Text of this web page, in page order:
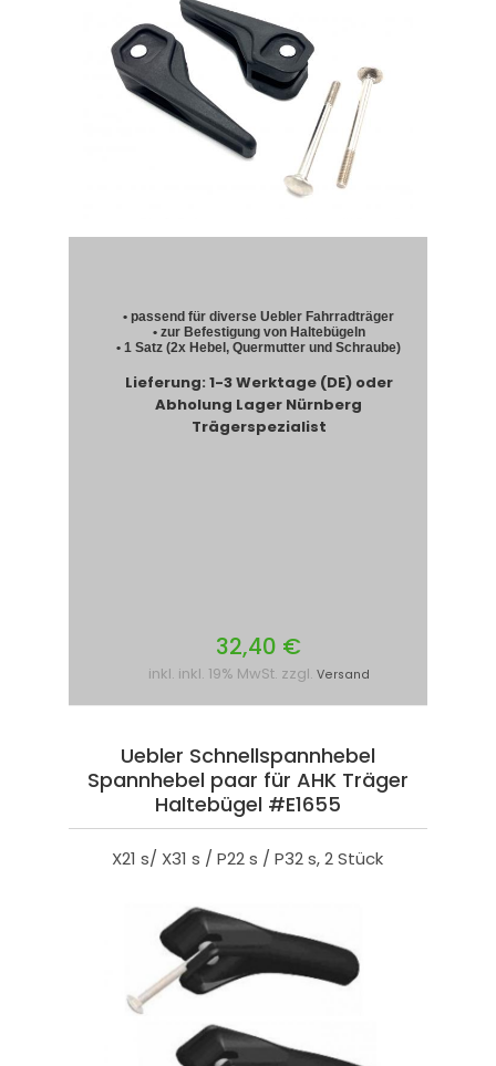
• passend für diverse Uebler Fahrradträger
• zur Befestigung von Haltebügeln
• 1 Satz (2x Hebel, Quermutter und Schraube)
Lieferung: 1-3 Werktage (DE) oder
Abholung Lager Nürnberg
Trägerspezialist
32,40 €
inkl. inkl. 19% MwSt. zzgl. Versand
Uebler Schnellspannhebel
Spannhebel paar für AHK Träger
Haltebügel #E1655
X21 s/ X31 s / P22 s / P32 s, 2 Stück